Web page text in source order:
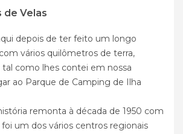
de Velas
depois de ter feito um longo
vários quilômetros de terra,
tal como lhes contei em nossa
ao Parque de Camping de Ilha
remonta à década de 1950 com
foi um dos vários centros regionais